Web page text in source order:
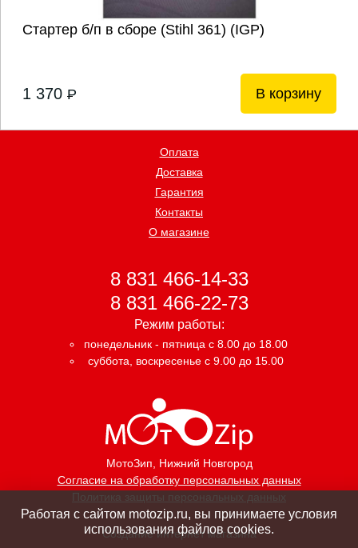
Стартер б/п в сборе (Stihl 361) (IGP)
1 370 P В корзину
МотоЗип, Нижний Новгород
Согласие на обработку персональных данных
Политика защиты персональных данных
Оплата
Доставка
Гарантия
Контакты
О магазине
8 831 466-14-33
8 831 466-22-73
Режим работы:
понедельник - пятница с 8.00 до 18.00
суббота, воскресенье с 9.00 до 15.00
Создание интернет магазина
Работая с сайтом motozip.ru, вы принимаете условия
использования файлов cookies.